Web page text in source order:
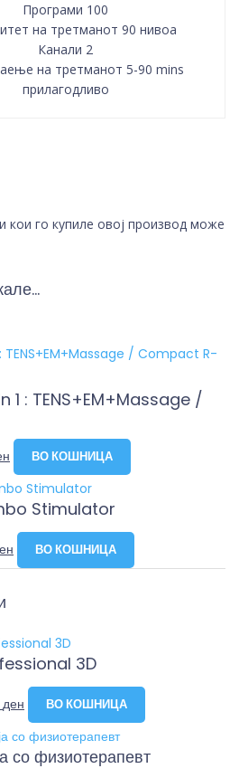
Програми 100
на третманот 90 нивоа
Канали 2
на третманот 5-90 mins
прилагодливо
кои го купиле овој производ може
1 : TENS+EM+Massage /
ВО КОШНИЦА
Stimulator
ВО КОШНИЦА
3D
ден ВО КОШНИЦА
со физиотерапевт